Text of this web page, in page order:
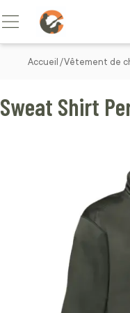
Allez au contenu
Basculer la navigation
Accueil Vêtement de
Sweat Shirt